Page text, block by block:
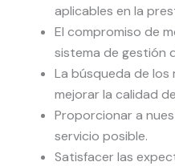
aplicables en la
El compromiso de
sistema de gestión
La búsqueda de los
mejorar la calidad
Proporcionar a
servicio posible.
Satisfacer las